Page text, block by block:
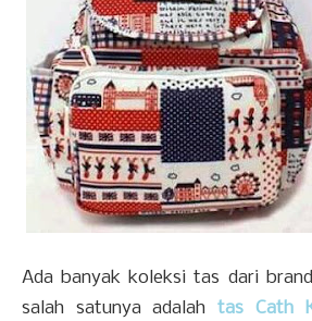
Ada banyak koleksi tas dari
salah satunya adalahtas Cath